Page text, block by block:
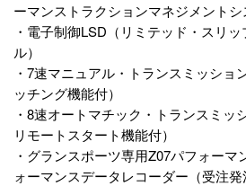
ーマンストラクションマネジメントシ
・電子制御LSD（リミテッド・スリ
ル）
・7速マニュアル・トランスミッショ
ッチング機能付）
・8速オートマチック・トランスミッ
リモートスタート機能付）
・グランスポーツ専用Z07パフォーマ
ォーマンスデータレコーダー（受注発